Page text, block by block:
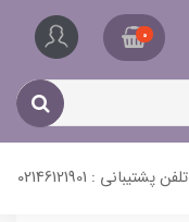
0
تلفن پشتیبانی : 02146121901